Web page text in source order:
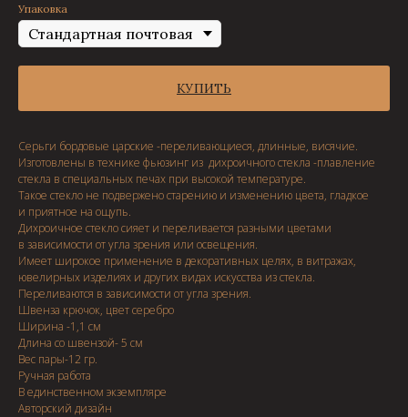
Упаковка
КУПИТЬ
Серьги бордовые царские -переливающиеся, длинные, висячие.
Изготовлены в технике фьюзинг из дихроичного стекла -плавление
стекла в специальных печах при высокой температуре.
Такое стекло не подвержено старению и изменению цвета, гладкое
и приятное на ощупь.
Дихроичное стекло сияет и переливается разными цветами
в зависимости от угла зрения или освещения.
Имеет широкое применение в декоративных целях, в витражах,
ювелирных изделиях и других видах искусства из стекла.
Переливаются в зависимости от угла зрения.
Швенза крючок, цвет серебро
Ширина -1,1 см
Длина со швензой- 5 см
Вес пары-12 гр.
Ручная работа
В единственном экземпляре
Авторский дизайн